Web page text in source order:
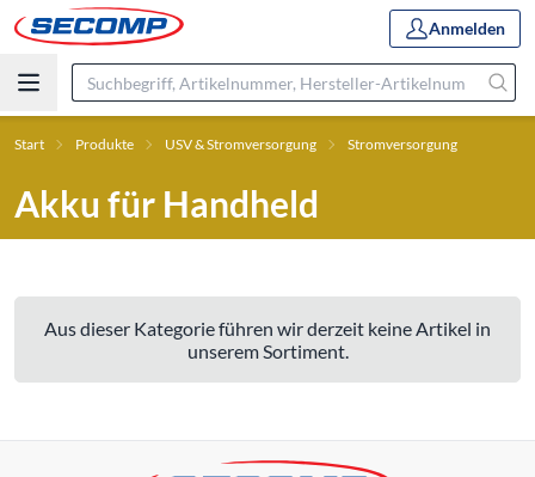
Anmelden
Start Produkte USV & Stromversorgung Stromversorgung
Akku für Handheld
Aus dieser Kategorie führen wir derzeit keine Artikel in
unserem Sortiment.